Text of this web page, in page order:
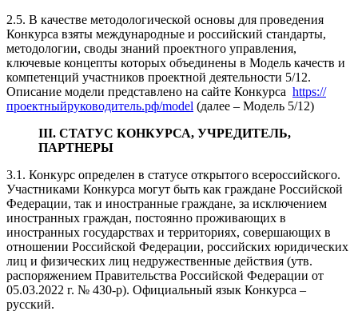
2.5. В качестве методологической основы для проведения
Конкурса взяты международные и российский стандарты,
методологии, своды знаний проектного управления,
ключевые концепты которых объединены в Модель качеств и
компетенций участников проектной деятельности 5/12.
Описание модели представлено на сайте Конкурса https://
проектныйруководитель.рф/model (далее – Модель 5/12)
III. СТАТУС КОНКУРСА, УЧРЕДИТЕЛЬ,
ПАРТНЕРЫ
3.1. Конкурс определен в статусе открытого всероссийского.
Участниками Конкурса могут быть как граждане Российской
Федерации, так и иностранные граждане, за исключением
иностранных граждан, постоянно проживающих в
иностранных государствах и территориях, совершающих в
отношении Российской Федерации, российских юридических
лиц и физических лиц недружественные действия (утв.
распоряжением Правительства Российской Федерации от
05.03.2022 г. № 430-р). Официальный язык Конкурса –
русский.